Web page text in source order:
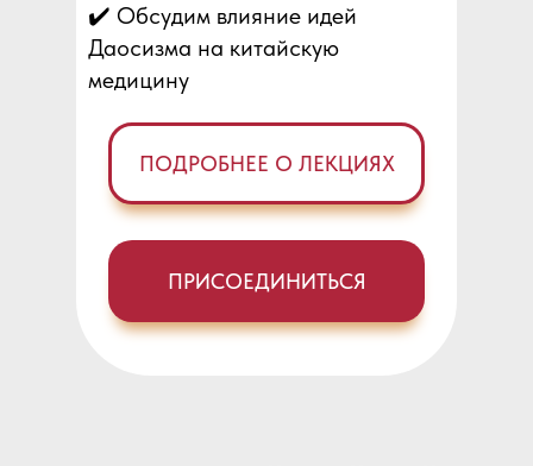
✔️ Обсудим влияние идей
Даосизма на китайскую
медицину
ПОДРОБНЕЕ О ЛЕКЦИЯХ
ПРИСОЕДИНИТЬСЯ